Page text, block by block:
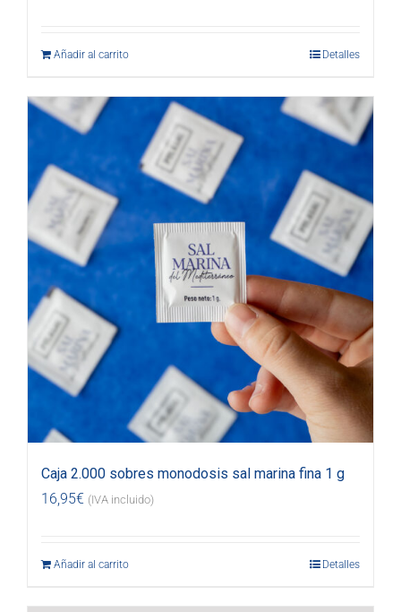
Añadir al carrito Detalles
Caja 2.000 sobres monodosis sal marina fina 1 g
16,95€ (IVA incluido)
Añadir al carrito Detalles